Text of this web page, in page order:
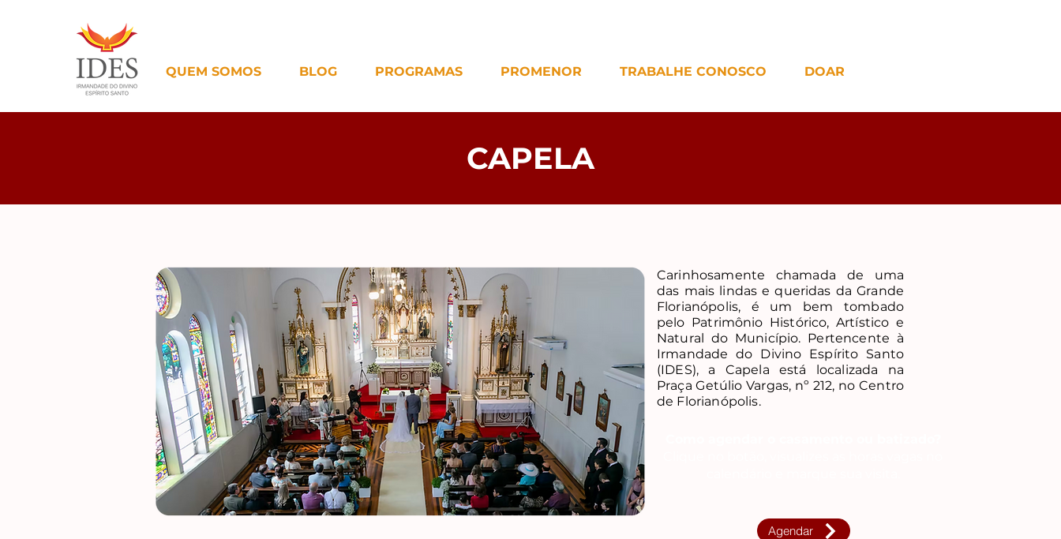
QUEM SOMOS BLOG PROGRAMAS PROMENOR TRABALHE CONOSCO DOAR
CAPELA
Carinhosamente chamada de uma
das mais lindas e queridas da Grande
Florianópolis, é um bem tombado
pelo Patrimônio Histórico, Artístico e
Natural do Município. Pertencente à
Irmandade do Divino Espírito Santo
(IDES), a Capela está localizada na
Praça Getúlio Vargas, nº 212, no Centro
de Florianópolis.
Agendar